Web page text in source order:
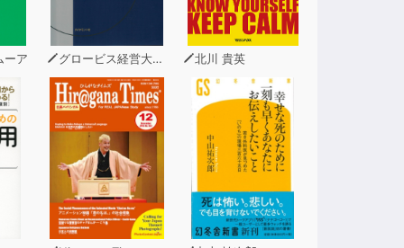
ていくのです。
ていて、
ーア グロービス経営大学院 北川 貴英